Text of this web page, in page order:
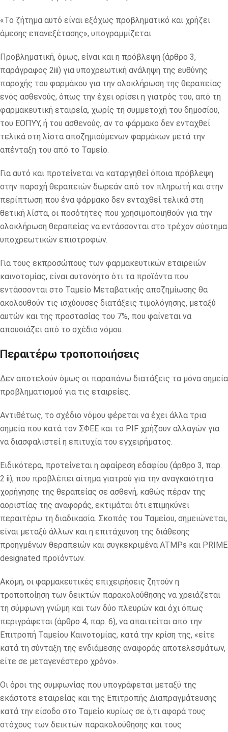
«Το ζήτημα αυτό είναι εξόχως προβληματικό και χρήζει
άμεσης επανεξέτασης», υπογραμμίζεται.
Προβληματική, όμως, είναι και η πρόβλεψη (άρθρο 3,
παράγραφος 2iii) για υποχρεωτική ανάληψη της ευθύνης
παροχής του φαρμάκου για την ολοκλήρωση της θεραπείας
ενός ασθενούς, όπως την έχει ορίσει η γιατρός του, από τη
φαρμακευτική εταιρεία, χωρίς τη συμμετοχή του δημοσίου,
του ΕΟΠΥΥ, ή του ασθενούς, αν το φάρμακο δεν ενταχθεί
τελικά στη λίστα αποζημιούμενων φαρμάκων μετά την
απένταξη του από το Ταμείο.
Για αυτό και προτείνεται να καταργηθεί όποια πρόβλεψη
στην παροχή θεραπειών δωρεάν από τον πληρωτή και στην
περίπτωση που ένα φάρμακο δεν ενταχθεί τελικά στη
θετική λίστα, οι ποσότητες που χρησιμοποιηθούν για την
ολοκλήρωση θεραπείας να εντάσσονται στο τρέχον σύστημα
υποχρεωτικών επιστροφών.
Για τους εκπροσώπους των φαρμακευτικών εταιρειών
καινοτομίας, είναι αυτονόητο ότι τα προϊόντα που
εντάσσονται στο Ταμείο Μεταβατικής αποζημίωσης θα
ακολουθούν τις ισχύουσες διατάξεις τιμολόγησης, μεταξύ
αυτών και της προστασίας του 7%, που φαίνεται να
απουσιάζει από το σχέδιο νόμου.
Περαιτέρω τροποποιήσεις
Δεν αποτελούν όμως οι παραπάνω διατάξεις τα μόνα σημεία
προβληματισμού για τις εταιρείες.
Αντιθέτως, το σχέδιο νόμου φέρεται να έχει άλλα τρια
σημεία που κατά τον ΣΦΕΕ και το PIF χρήζουν αλλαγών για
να διασφαλιστεί η επιτυχία του εγχειρήματος.
Ειδικότερα, προτείνεται η αφαίρεση εδαφίου (άρθρο 3, παρ.
2 ii), που προβλέπει αίτημα γιατρού για την αναγκαιότητα
χορήγησης της θεραπείας σε ασθενή, καθώς πέραν της
αοριστίας της αναφοράς, εκτιμάται ότι επιμηκύνει
περαιτέρω τη διαδικασία. Σκοπός του Ταμείου, σημειώνεται,
είναι μεταξύ άλλων και η επιτάχυνση της διάθεσης
προηγμένων θεραπειών και συγκεκριμένα ATMPs και PRIME
designated προϊόντων.
Ακόμη, οι φαρμακευτικές επιχειρήσεις ζητούν η
τροποποίηση των δεικτών παρακολούθησης να χρειάζεται
τη σύμφωνη γνώμη και των δύο πλευρών και όχι όπως
περιγράφεται (άρθρο 4, παρ. 6), να απαιτείται από την
Επιτροπή Ταμείου Καινοτομίας, κατά την κρίση της, «είτε
κατά τη σύνταξη της ενδιάμεσης αναφοράς αποτελεσμάτων,
είτε σε μεταγενέστερο χρόνο».
Οι όροι της συμφωνίας που υπογράφεται μεταξύ της
εκάστοτε εταιρείας και της Επιτροπής Διαπραγμάτευσης
κατά την είσοδο στο Ταμείο κυρίως σε ό,τι αφορά τους
στόχους των δεικτών παρακολούθησης και τους